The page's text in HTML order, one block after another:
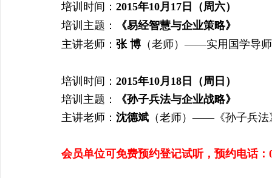
培训时间： 2015年10月17日（周六）
培训主题：
《易经智慧与企业策略》
主讲老师： 张 博 （老师）——实用国学导
培训时间： 2015年10月18日（周日）
培训主题：
《孙子兵法与企业战略》
主讲老师： 沈德斌 （老师）——《孙子兵法
会员单位可免费预约登记试听，预约电话：